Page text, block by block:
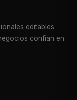
editables
confían en